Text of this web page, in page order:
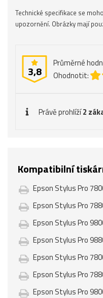
Technické specifikace se
upozornění. Obrázky mají
3,8
Průměrné
Ohodnotit:
Právě prohlíží2
Kompatibilní
Epson Stylus Pro
Epson Stylus Pro
Epson Stylus Pro
Epson Stylus Pro
Epson Stylus Pro
Epson Stylus Pro
Epson Stylus Pro